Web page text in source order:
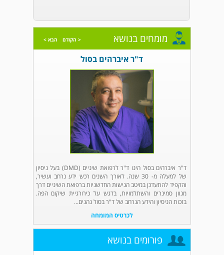
מומחים בנושא הבא > < הקודם
ד"ר איברהים בסול
ד"ר איברהים בסול הינו ד"ר לרפואת שיניים (DMD) בעל ניסיון
של למעלה מ- 30 שנה. לאורך השנים רכש ידע נרחב ועשיר,
והקפיד להתעדכן במיטב הגישות החדשניות ברפואת השיניים דרך
מגוון סמינרים והשתלמויות, בדגש על כירורגיית שיקום הפה.
בזכות הניסיון והידע הנרחב של ד"ר בסול נהנים...
לכרטיס המומחה
פורומים בנושא